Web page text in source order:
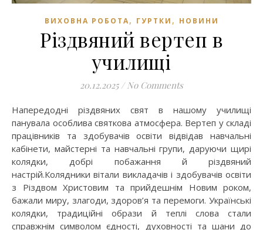
ВИХОВНА РОБОТА, ГУРТКИ , НОВИНИ
Різдвяний вертеп в
училищі
20.12.2025 / No Comments
Напередодні різдвяних свят в нашому училищі
панувала особлива святкова атмосфера. Вертеп у складі
працівників та здобувачів освіти відвідав навчальні
кабінети, майстерні та навчальні групи, даруючи щирі
колядки, добрі побажання й різдвяний
настрій.Колядники вітали викладачів і здобувачів освіти
з Різдвом Христовим та прийдешнім Новим роком,
бажали миру, злагоди, здоров’я та перемоги. Українські
колядки, традиційні образи й теплі слова стали
справжнім символом єдності, духовності та шани до